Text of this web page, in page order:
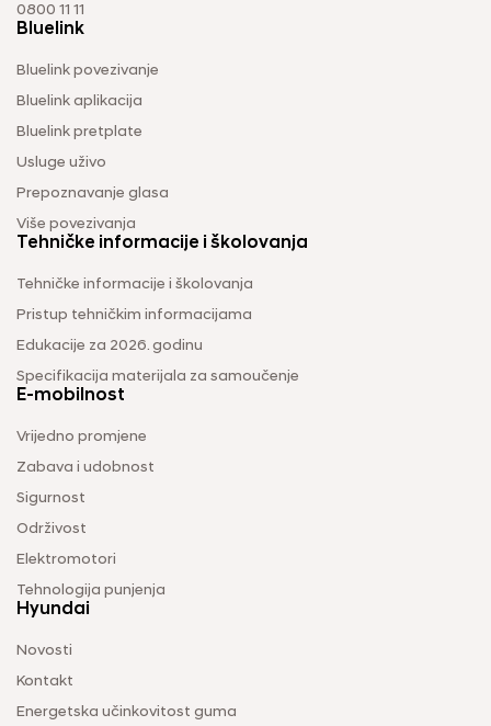
0800 11 11
Bluelink
Bluelink povezivanje
Bluelink aplikacija
Bluelink pretplate
Usluge uživo
Prepoznavanje glasa
Više povezivanja
Tehničke informacije i školovanja
Tehničke informacije i školovanja
Pristup tehničkim informacijama
Edukacije za 2026. godinu
Specifikacija materijala za samoučenje
E-mobilnost
Vrijedno promjene
Zabava i udobnost
Sigurnost
Održivost
Elektromotori
Tehnologija punjenja
Hyundai
Novosti
Kontakt
Energetska učinkovitost guma